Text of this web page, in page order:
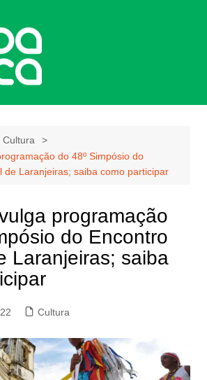
Cultura
do 48º Simpósio do
de Laranjeiras; saiba como participar
programação
do Encontro
Laranjeiras; saiba
Cultura